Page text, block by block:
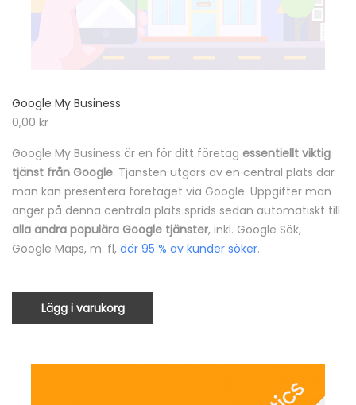
Google My Business
0,00 kr
Google My Business är en för ditt företag essentiellt viktig
tjänst från Google. Tjänsten utgörs av en central plats där
man kan presentera företaget via Google. Uppgifter man
anger på denna centrala plats sprids sedan automatiskt till
alla andra populära Google tjänster, inkl. Google Sök,
Google Maps, m. fl, där 95 % av kunder söker.
Lägg i varukorg